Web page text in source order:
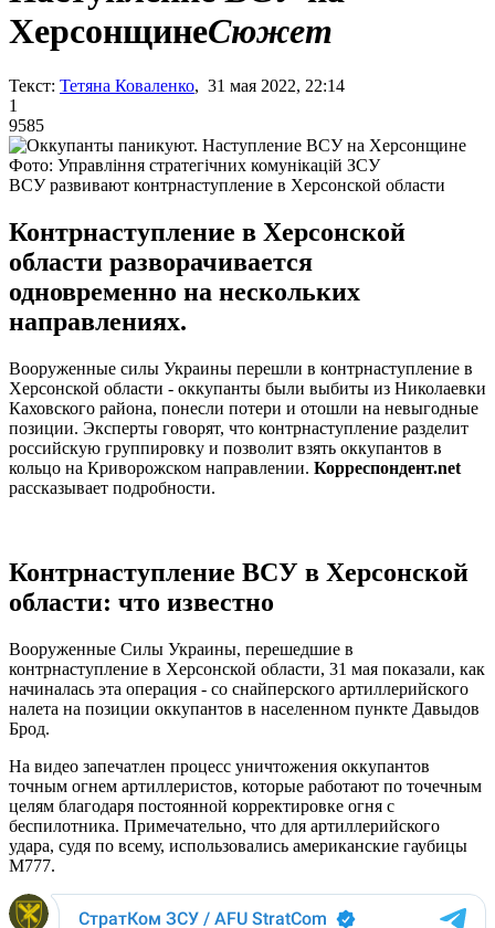
ХерсонщинеСюжет
Текст: Тетяна Коваленко, 31 мая 2022, 22:14
1
9585
Фото: Управління стратегічних комунікацій ЗСУ
ВСУ развивают контрнаступление в Херсонской области
Контрнаступление в Херсонской
области разворачивается
одновременно на нескольких
направлениях.
Вооруженные силы Украины перешли в контрнаступление в
Херсонской области - оккупанты были выбиты из Николаевки
Каховского района, понесли потери и отошли на невыгодные
позиции. Эксперты говорят, что контрнаступление разделит
российскую группировку и позволит взять оккупантов в
кольцо на Криворожском направлении. Корреспондент.net
рассказывает подробности.
Контрнаступление ВСУ в Херсонской
области: что известно
Вооруженные Силы Украины, перешедшие в
контрнаступление в Херсонской области, 31 мая показали, как
начиналась эта операция - со снайперского артиллерийского
налета на позиции оккупантов в населенном пункте Давыдов
Брод.
На видео запечатлен процесс уничтожения оккупантов
точным огнем артиллеристов, которые работают по точечным
целям благодаря постоянной корректировке огня с
беспилотника. Примечательно, что для артиллерийского
удара, судя по всему, использовались американские гаубицы
M777.